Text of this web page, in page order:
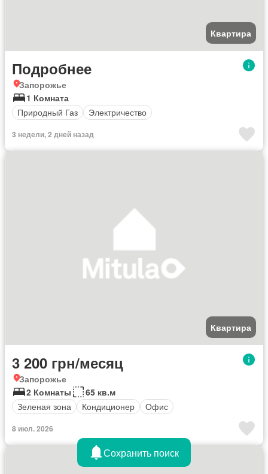
Квартира
Подробнее
Запорожье
1 Комната
Природный Газ
Электричество
3 недели, 2 дней назад
Квартира
3 200 грн/месяц
Запорожье
2 Комнаты
65 кв.м
Зеленая зона
Кондиционер Офис
8 июл. 2026
Сохранить поиск